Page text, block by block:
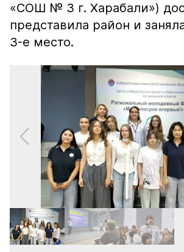
«СОШ № 3 г. Харабали»)
представила район и
3-е место.